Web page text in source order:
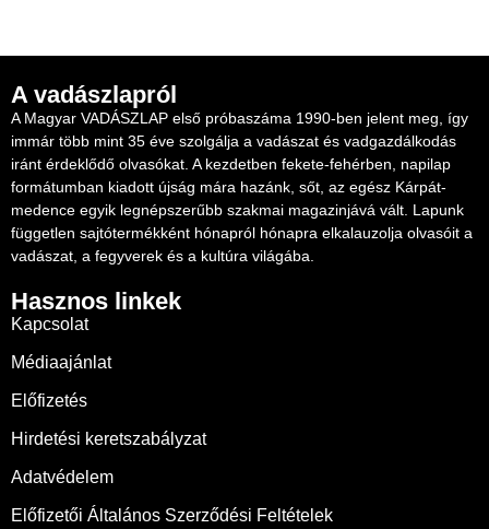
A vadászlapról
A Magyar VADÁSZLAP első próbaszáma 1990-ben jelent meg, így
immár több mint 35 éve szolgálja a vadászat és vadgazdálkodás
iránt érdeklődő olvasókat. A kezdetben fekete-fehérben, napilap
formátumban kiadott újság mára hazánk, sőt, az egész Kárpát-
medence egyik legnépszerűbb szakmai magazinjává vált. Lapunk
független sajtótermékként hónapról hónapra elkalauzolja olvasóit a
vadászat, a fegyverek és a kultúra világába.
Hasznos linkek
Kapcsolat
Médiaajánlat
Előfizetés
Hirdetési keretszabályzat
Adatvédelem
Előfizetői Általános Szerződési Feltételek